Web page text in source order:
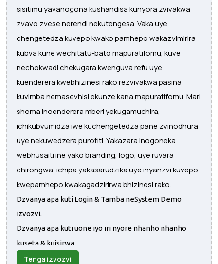
sisitimu yavanogona kushandisa kunyora zvivakwa
zvavo zvese nerendi nekutengesa. Vaka uye
chengetedza kuvepo kwako pamhepo wakazvimirira
kubva kune wechitatu-bato mapuratifomu, kuve
nechokwadi chekugara kwenguva refu uye
kuenderera kwebhizinesi rako rezvivakwa pasina
kuvimba nemasevhisi ekunze kana mapuratifomu. Mari
shoma inoenderera mberi yekugamuchira,
ichikubvumidza iwe kuchengetedza pane zvinodhura
uye nekuwedzera purofiti. Yakazara inogoneka
webhusaiti ine yako branding, logo, uye ruvara
chirongwa, ichipa yakasarudzika uye inyanzvi kuvepo
kwepamhepo kwakagadzirirwa bhizinesi rako.
Dzvanya apa kuti Login & Tamba neSystem Demo
izvozvi.
Dzvanya apa kuti uone iyo iri nyore nhanho nhanho
kuseta & kuisirwa.
Tenga izvozvi